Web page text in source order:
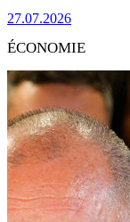
27.07.2026
ÉCONOMIE